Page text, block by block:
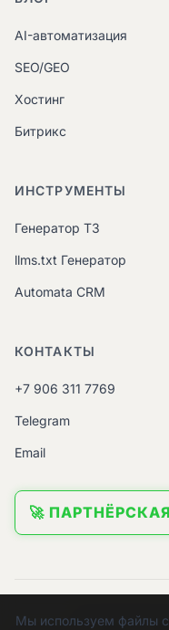
AI-автоматизация
SEO/GEO
Хостинг
Битрикс
ИНСТРУМЕНТЫ
Генератор ТЗ
llms.txt Генератор
Automata CRM
КОНТАКТЫ
+7 906 311 7769
Telegram
Email
🚀
© 2026 ИП
Мы используем файлы